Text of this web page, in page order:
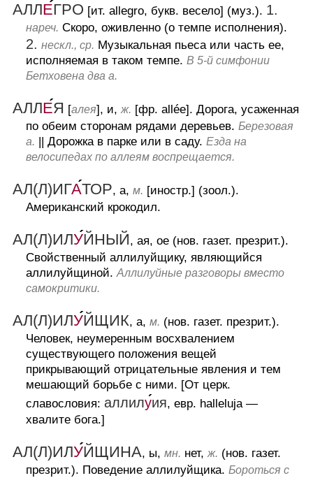
АЛЛЕГРО [ит. allegro, букв. весело] (муз.). 1.
нареч. Скоро, оживленно (о темпе исполнения).
2. нескл., ср. Музыкальная пьеса или часть ее,
исполняемая в таком темпе. В 5-й симфонии
Бетховена два а.
АЛЛЕЯ [алея], и,ж. [фр. allée]. Дорога, усаженная
по обеим сторонам рядами деревьев. Березовая
а.
Дорожка в парке или в саду. Езда на
велосипедах по аллеям воспрещается.
АЛ(Л)ИГАТОР, а, м. [иностр.] (зоол.).
Американский крокодил.
АЛ(Л)ИЛУЙНЫЙ, ая, ое (нов. газет. презрит.).
Свойственный аллилуйщику, являющийся
аллилуйщиной. Аллилуйные разговоры вместо
самокритики.
АЛ(Л)ИЛУЙЩИК, а, м. (нов. газет. презрит.).
Человек, неумеренным восхвалением
существующего положения вещей
прикрывающий отрицательные явления и тем
мешающий борьбе с ними. [От церк.
славословия: аллилуия, евр. halleluja —
хвалите бога.]
АЛ(Л)ИЛУЙЩИНА, ы, мн. нет,ж. (нов. газет.
презрит.). Поведение аллилуйщика. Бороться с